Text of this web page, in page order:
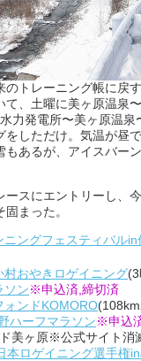
のトレーニング帳に戻
て、土曜に美ヶ原温泉
力発電所〜美ヶ原温泉
しただけ。気温が昼
あるが、アイスバー
ースにエントリーし、
まった。
ニングフェスティバルin
村おやきロゲイニング
ソン※申込済,締切済
ォンドKOMORO
ハーフマラソン※申込
美ヶ原※公式サイト消
本ロゲイニング選手権